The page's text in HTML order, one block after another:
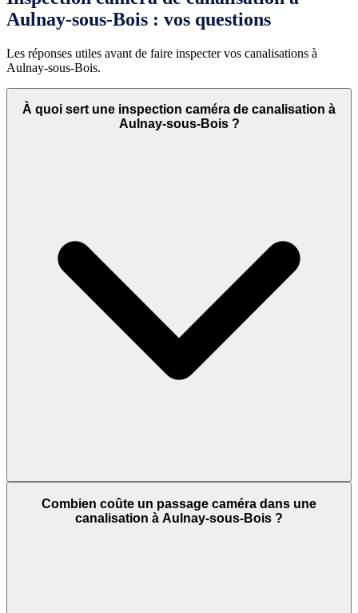
Aulnay-sous-Bois : vos questions
Les réponses utiles avant de faire inspecter vos canalisations à
Aulnay-sous-Bois.
À quoi sert une inspection caméra de canalisation à
Aulnay-sous-Bois ?
Combien coûte un passage caméra dans une
canalisation à Aulnay-sous-Bois ?